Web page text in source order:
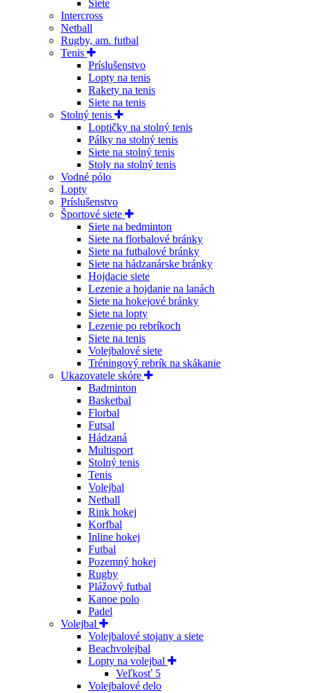
Siete
Intercross
Netball
Rugby, am. futbal
Tenis
Príslušenstvo
Lopty na tenis
Rakety na tenis
Siete na tenis
Stolný tenis
Loptičky na stolný tenis
Pálky na stolný tenis
Siete na stolný tenis
Stoly na stolný tenis
Vodné pólo
Lopty
Príslušenstvo
Športové siete
Siete na bedminton
Siete na florbalové bránky
Siete na futbalové bránky
Siete na hádzanárske bránky
Hojdacie siete
Lezenie a hojdanie na lanách
Siete na hokejové bránky
Siete na lopty
Lezenie po rebríkoch
Siete na tenis
Volejbalové siete
Tréningový rebrík na skákanie
Ukazovatele skóre
Badminton
Basketbal
Florbal
Futsal
Hádzaná
Multisport
Stolný tenis
Tenis
Volejbal
Netball
Rink hokej
Korfbal
Inline hokej
Futbal
Pozemný hokej
Rugby
Plážový futbal
Kanoe polo
Padel
Volejbal
Volejbalové stojany a siete
Beachvolejbal
Lopty na volejbal
Veľkosť 5
Volejbalové delo